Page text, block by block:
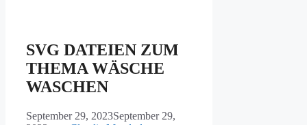
SVG DATEIEN ZUM
THEMA WÄSCHE
WASCHEN
September 29, 2023September 29,